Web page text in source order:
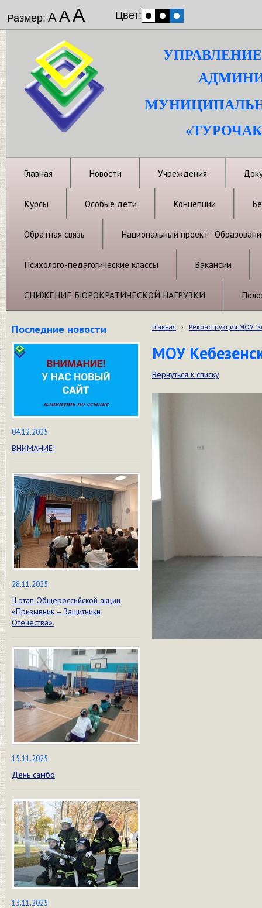
Размер: ААА Цвет:
Главная Новости Учреждения
Курсы Особые дети Концепции
Обратная связь Национальный проект "
Психолого-педагогические классы Вакансии
СНИЖЕНИЕ БЮРОКРАТИЧЕСКОЙ НАГРУЗКИ
Последние новости
04.12.2025
ВНИМАНИЕ!
28.11.2025
II этап Общероссийской акции
«Призывник – Защитники
Отечества».
15.11.2025
День самбо
13.11.2025
Главная › Реконструкция МОУ
МОУ
Вернуться к списку